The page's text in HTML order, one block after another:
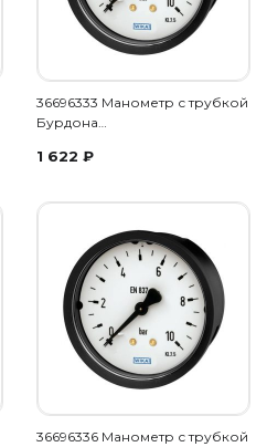
36696333 Манометр с трубкой
Бурдона…
1 622 ₽
36696336 Манометр с трубкой